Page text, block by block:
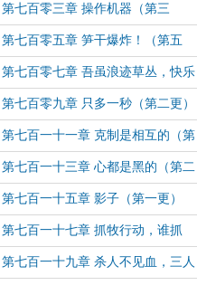
第七百零三章 操作机器（第三
更！）
第七百零五章 笋干爆炸！（第五
更！）
第七百零七章 吾虽浪迹草丛，快乐
依然长存（第二更）
第七百零九章 只多一秒（第二更）
第七百一十一章 克制是相互的（第
二更）
第七百一十三章 心都是黑的（第二
更）
第七百一十五章 影子（第一更）
第七百一十七章 抓牧行动，谁抓
谁？（第一更）
第七百一十九章 杀人不见血，三人